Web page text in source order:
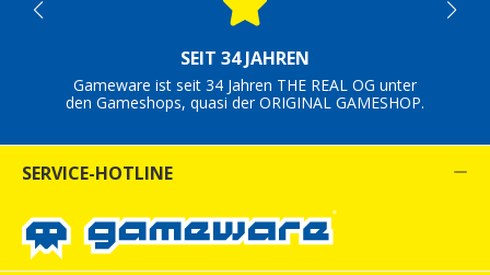
SEIT 34 JAHREN
Gameware ist seit 34 Jahren THE REAL OG unter
den Gameshops, quasi der ORIGINAL GAMESHOP.
SERVICE-HOTLINE